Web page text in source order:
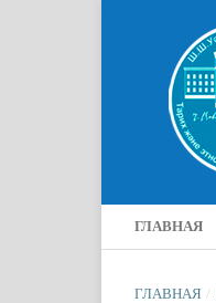
ГЛАВНАЯ
ГЛАВНАЯ /